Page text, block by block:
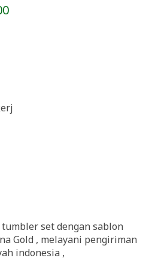
set dengan sablon
Gold , melayani pengiriman
indonesia ,